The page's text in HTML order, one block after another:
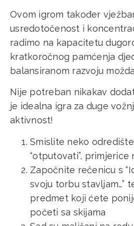
Ovom igrom također
usredotočenost i
radimo na kapacitetu
kratkoročnog pamćenja
balansiranom razvoju
Nije potreban nikakav
je idealna igra za duge
aktivnost!
Smislite neko
“otputovati”, primjerice
Započnite rečenicu s
svoju torbu stavljam…”
predmet koji ćete
početi sa skijama